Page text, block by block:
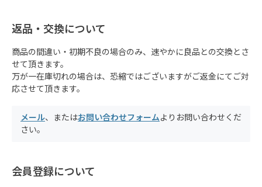
返品・交換について
商品の間違い・初期不良の場合のみ、速やかに良品との交換とさ
せて頂きます。
万が一在庫切れの場合は、恐縮ではございますがご返金にてご対
応させて頂きます。
メール、またはお問い合わせフォームよりお問い合わせくだ
さい。
会員登録について